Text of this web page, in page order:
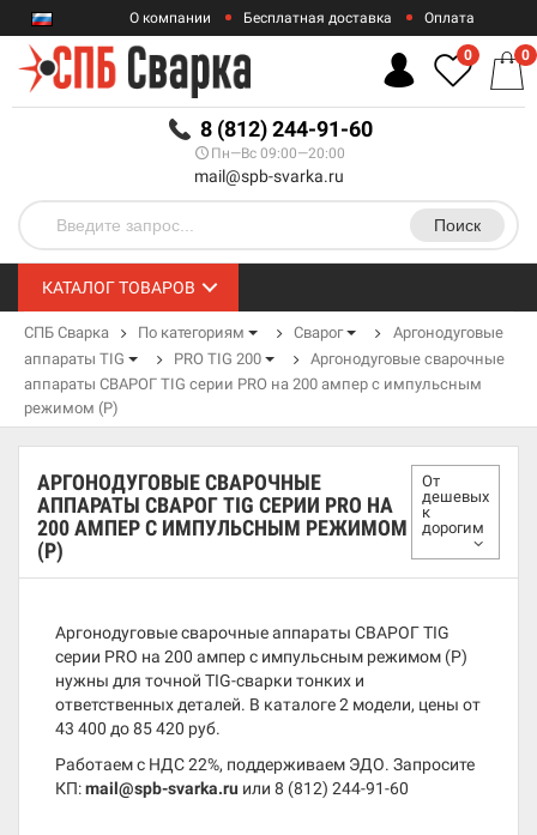
RUB
О компании Бесплатная доставка Оплата
Гарантии
8 (812) 244-91-60
Пн—Вс 09:00—20:00
mail@spb-svarka.ru
Поиск
0 0
КАТАЛОГ ТОВАРОВ
СПБ Сварка По категориям Сварог
Аргонодуговые
аппараты TIG
PRO TIG 200
Аргонодуговые сварочные
аппараты СВАРОГ TIG серии PRO на 200 ампер с импульсным
режимом (P)
АРГОНОДУГОВЫЕ СВАРОЧНЫЕ
АППАРАТЫ СВАРОГ TIG СЕРИИ PRO НА
200 АМПЕР С ИМПУЛЬСНЫМ РЕЖИМОМ
(P)
От
дешевых
к
дорогим
Аргонодуговые сварочные аппараты СВАРОГ TIG
серии PRO на 200 ампер с импульсным режимом (P)
нужны для точной TIG-сварки тонких и
ответственных деталей. В каталоге 2 модели, цены от
43 400 до 85 420 руб.
Работаем с НДС 22%, поддерживаем ЭДО. Запросите
КП:mail@spb-svarka.ru или 8 (812) 244-91-60